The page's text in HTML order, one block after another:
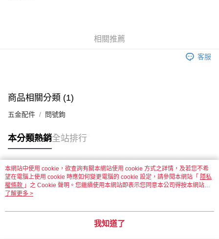
每筆NT$60，滿NT$1,500(含以上)免運費
付款後全家取貨
每筆NT$60，滿NT$1,500(含以上)免運費
付款後7-11取貨
每筆NT$60，滿NT$1,500(含以上)免運費
每筆NT$130，滿NT$2,000(含以上)免運費
相關推薦
客服
商品相關分類 (1)
五金配件 問號鉤
本分類熱銷全站排行
熱門標籤
本網站中使用 cookie，欲查詢有關本網站使用 cookie 方式之詳情，及若您不希
望在電腦上使用 cookie 時應如何變更電腦的 cookie 設定，請參閱本網站「 隱私
權條款 」之 Cookie 聲明。您繼續使用本網站即表示您同意本公司得按本網站使
用條款之 Cookie 聲明使用 cookie。
了解更多 >
我知道了